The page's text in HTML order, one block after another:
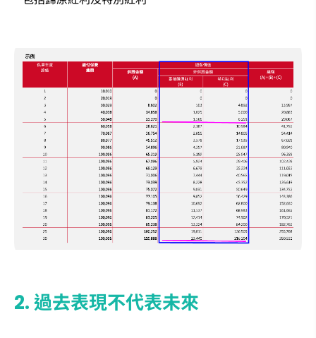
2. 過去表現不代表未來